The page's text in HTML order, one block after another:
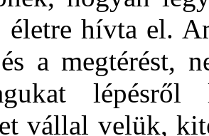
életre hívta el.
a megtérést,
lépésről
vállal velük,